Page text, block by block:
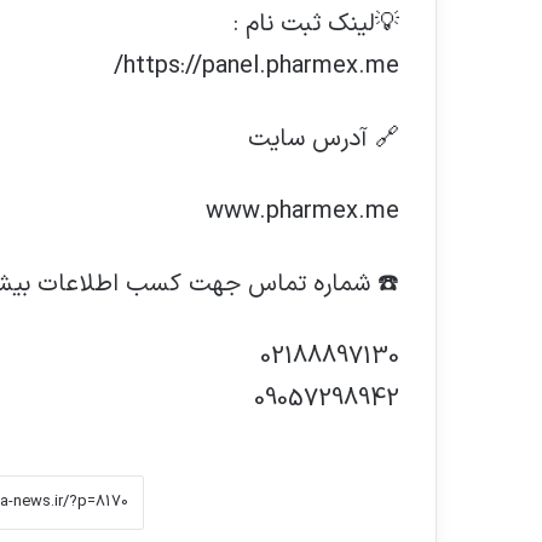
💡لینک ثبت نام :
https://panel.pharmex.me/
🔗 آدرس سایت
www.pharmex.me
☎️ شماره تماس جهت کسب اطلاعات
02188897130
09057298942